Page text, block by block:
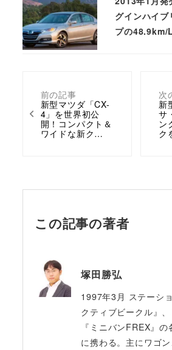
前の記事
新型マツダ「CX-
4」を世界初公
開！コンパクト＆
ワイドな新ク…
次
新
サ
ン
ク
グインハイブ
プの48.9km/
この記事の著者
塚田勝弘
1997年3月 ステーシ
クティブビークル』
『ミニバンFREX』
に携わる。主にワゴン